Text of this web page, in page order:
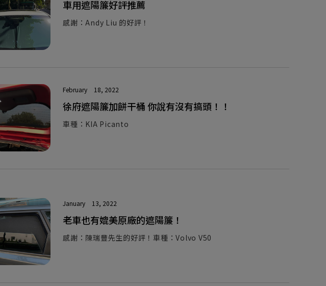
車用遮陽簾好評推薦
感謝：Andy Liu 的好評！
February 18, 2022
徐府遮陽簾加餅干桶 你說有沒有搞頭！！
車種：KIA Picanto
January 13, 2022
老車也有媲美原廠的遮陽簾！
感謝：陳瑞豐先生的好評！車種：Volvo V50